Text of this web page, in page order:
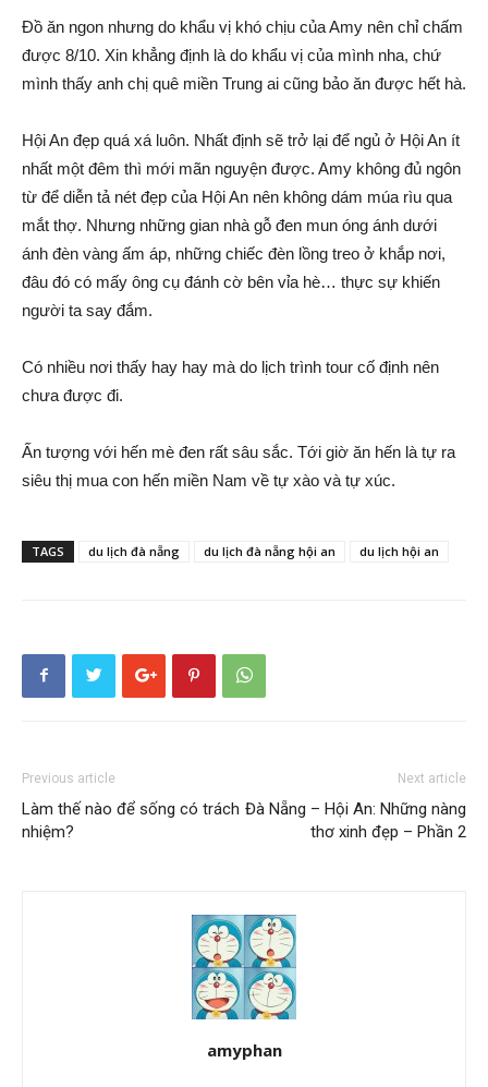
Đồ ăn ngon nhưng do khẩu vị khó chịu của Amy nên chỉ chấm
được 8/10. Xin khẳng định là do khẩu vị của mình nha, chứ
mình thấy anh chị quê miền Trung ai cũng bảo ăn được hết hà.
Hội An đẹp quá xá luôn. Nhất định sẽ trở lại để ngủ ở Hội An ít
nhất một đêm thì mới mãn nguyện được. Amy không đủ ngôn
từ để diễn tả nét đẹp của Hội An nên không dám múa rìu qua
mắt thợ. Nhưng những gian nhà gỗ đen mun óng ánh dưới
ánh đèn vàng ấm áp, những chiếc đèn lồng treo ở khắp nơi,
đâu đó có mấy ông cụ đánh cờ bên vỉa hè… thực sự khiến
người ta say đắm.
Có nhiều nơi thấy hay hay mà do lịch trình tour cố định nên
chưa được đi.
Ấn tượng với hến mè đen rất sâu sắc. Tới giờ ăn hến là tự ra
siêu thị mua con hến miền Nam về tự xào và tự xúc.
TAGS du lịch đà nẵng du lịch đà nẵng hội an du lịch hội an
Previous article
Làm thế nào để sống có trách
nhiệm?
Next article
Đà Nẵng – Hội An: Những nàng
thơ xinh đẹp – Phần 2
amyphan